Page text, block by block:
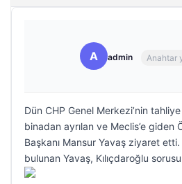
A admin Anahtar
Dün CHP Genel Merkezi’nin tahliye
binadan ayrılan ve Meclis’e giden
Başkanı Mansur Yavaş ziyaret
bulunan Yavaş, Kılıçdaroğlu